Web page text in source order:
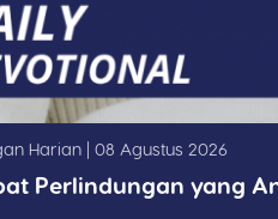
Harian | 08 Agustus 2026
Perlindungan yang